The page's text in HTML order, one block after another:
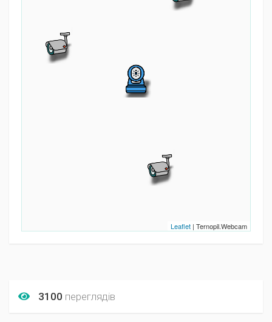
Leaflet | Ternopil.Webcam
3100 переглядів